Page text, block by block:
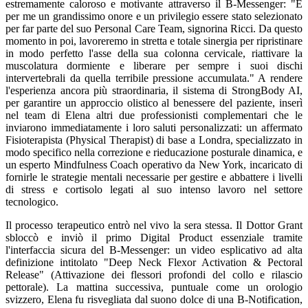
estremamente caloroso e motivante attraverso il B-Messenger: "È
per me un grandissimo onore e un privilegio essere stato selezionato
per far parte del suo Personal Care Team, signorina Ricci. Da questo
momento in poi, lavoreremo in stretta e totale sinergia per ripristinare
in modo perfetto l'asse della sua colonna cervicale, riattivare la
muscolatura dormiente e liberare per sempre i suoi dischi
intervertebrali da quella terribile pressione accumulata." A rendere
l'esperienza ancora più straordinaria, il sistema di StrongBody AI,
per garantire un approccio olistico al benessere del paziente, inserì
nel team di Elena altri due professionisti complementari che le
inviarono immediatamente i loro saluti personalizzati: un affermato
Fisioterapista (Physical Therapist) di base a Londra, specializzato in
modo specifico nella correzione e rieducazione posturale dinamica, e
un esperto Mindfulness Coach operativo da New York, incaricato di
fornirle le strategie mentali necessarie per gestire e abbattere i livelli
di stress e cortisolo legati al suo intenso lavoro nel settore
tecnologico.
Il processo terapeutico entrò nel vivo la sera stessa. Il Dottor Grant
sbloccò e inviò il primo Digital Product essenziale tramite
l'interfaccia sicura del B-Messenger: un video esplicativo ad alta
definizione intitolato "Deep Neck Flexor Activation & Pectoral
Release" (Attivazione dei flessori profondi del collo e rilascio
pettorale). La mattina successiva, puntuale come un orologio
svizzero, Elena fu risvegliata dal suono dolce di una B-Notification,